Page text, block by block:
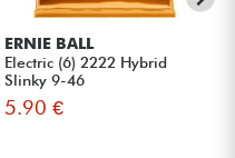
ERNIE BALL
Electric (6) 2222 Hybrid
Slinky 9-46
5.90 €